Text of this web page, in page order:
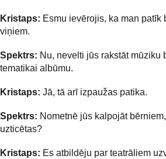
Kristaps: Esmu ievērojis, ka man patīk
viņiem.
Spektrs: Nu, nevelti jūs rakstāt mūziku
tematikai albūmu.
Kristaps: Jā, tā arī izpaužas patika.
Spektrs: Nometnē jūs kalpojāt
uzticētas?
Kristaps: Es atbildēju par teatrāliem